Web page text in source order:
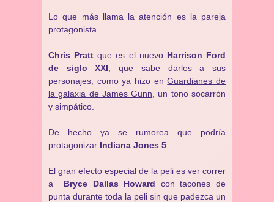
Lo que más llama la atención es la pareja
protagonista.
Chris Pratt que es el nuevo Harrison Ford
de siglo XXI , que sabe darles a sus
personajes, como ya hizo enGuardianes de
la galaxia de James Gunn , un tono socarrón
y simpático.
De hecho ya se rumorea que podría
protagonizar Indiana Jones 5
El gran efecto especial de la peli es ver correr
a Bryce Dallas Howard con tacones de
punta durante toda la peli sin que padezca un